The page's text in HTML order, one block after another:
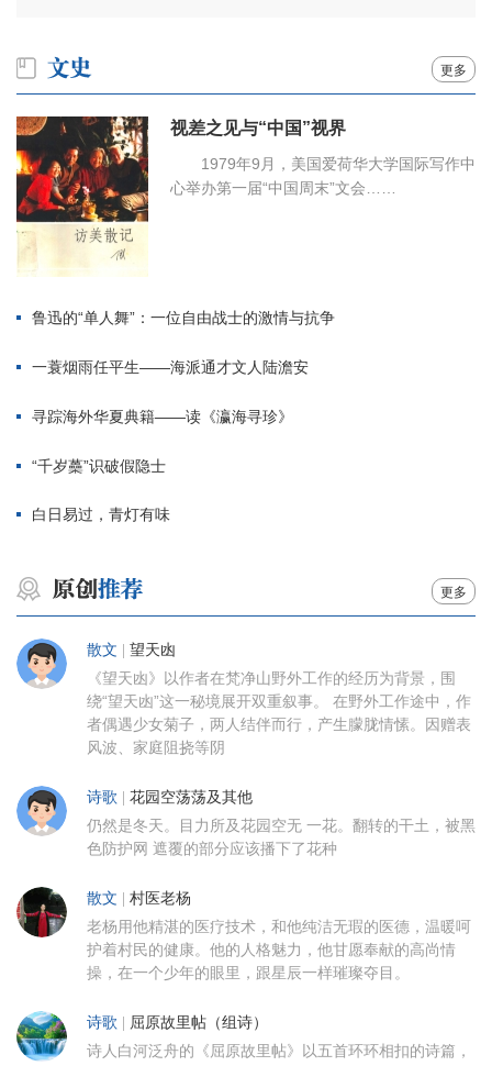
更多
视差之见与“中国”视界
1979年9月，美国爱荷华大学国际写作中
心举办第一届“中国周末”文会……
鲁迅的“单人舞”：一位自由战士的激情与抗争
一蓑烟雨任平生——海派通才文人陆澹安
寻踪海外华夏典籍——读《瀛海寻珍》
“千岁蘽”识破假隐士
白日易过，青灯有味
更多
散文 | 望天凼
《望天凼》以作者在梵净山野外工作的经历为背景，围
绕“望天凼”这一秘境展开双重叙事。 在野外工作途中，作
者偶遇少女菊子，两人结伴而行，产生朦胧情愫。因赠表
风波、家庭阻挠等阴
诗歌 | 花园空荡荡及其他
仍然是冬天。目力所及花园空无 一花。翻转的干土，被黑
色防护网 遮覆的部分应该播下了花种
散文 | 村医老杨
老杨用他精湛的医疗技术，和他纯洁无瑕的医德，温暖呵
护着村民的健康。他的人格魅力，他甘愿奉献的高尚情
操，在一个少年的眼里，跟星辰一样璀璨夺目。
诗歌 | 屈原故里帖（组诗）
诗人白河泛舟的《屈原故里帖》以五首环环相扣的诗篇，